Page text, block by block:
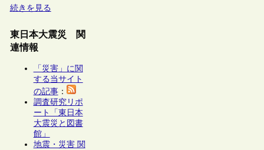
続きを見る
東日本大震災 関
連情報
「災害」に関
する当サイト
の記事：
調査研究リポ
ート「東日本
大震災と図書
館」
地震・災害 関